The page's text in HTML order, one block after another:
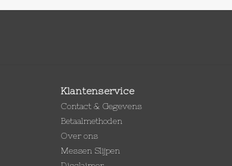
Klantenservice
Contact & Gegevens
Betaalmethoden
Over ons
Messen Slijpen